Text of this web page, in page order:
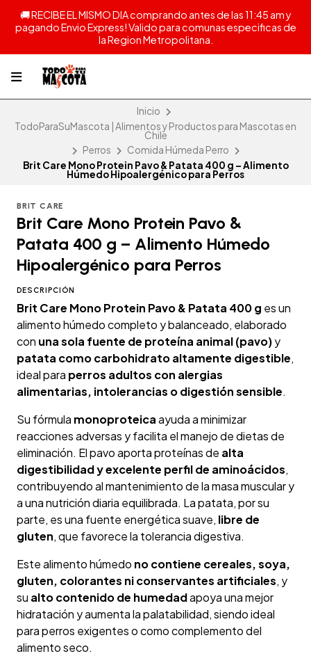
🚚 RECIBE EL MISMO DIA comprando antes de las 11:45 am y
pagando Envio Express! Valido para comunas especificas de
la Region Metropolitana.
Inicio
TodoParaSuMascota | Alimentos y Productos para Mascotas en
Chile
Perros
Comida Húmeda Perro
Brit Care Mono Protein Pavo & Patata 400 g – Alimento
Húmedo Hipoalergénico para Perros
BRIT CARE
Brit Care Mono Protein Pavo &
Patata 400 g – Alimento Húmedo
Hipoalergénico para Perros
DESCRIPCIÓN
Brit Care Mono Protein Pavo & Patata 400 g es un
alimento húmedo completo y balanceado, elaborado
con una sola fuente de proteína animal (pavo)y
patata como carbohidrato altamente digestible,
ideal para perros adultos con alergias
alimentarias, intolerancias o digestión sensible.
Su fórmula monoproteicaayuda a minimizar
reacciones adversas y facilita el manejo de dietas de
eliminación. El pavo aporta proteínas de alta
digestibilidad y excelente perfil de aminoácidos,
contribuyendo al mantenimiento de la masa muscular y
a una nutrición diaria equilibrada. La patata, por su
parte, es una fuente energética suave, libre de
gluten, que favorece la tolerancia digestiva.
Este alimento húmedo no contiene cereales, soya,
gluten, colorantes ni conservantes artificiales, y
su alto contenido de humedadapoya una mejor
hidratación y aumenta la palatabilidad, siendo ideal
para perros exigentes o como complemento del
alimento seco.